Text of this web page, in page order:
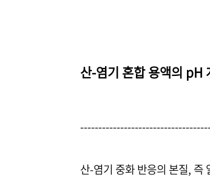
산-염기 혼합 용액의 pH
산-염기 중화 반응의 본질, 즉